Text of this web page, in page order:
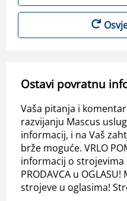
Ostavi povratnu
Vaša pitanja i
razvijanju Mascus
informacij, i na Vaš
brže moguće. VRLO
informacij o strojevima
PRODAVCA u
strojeve u oglasima!